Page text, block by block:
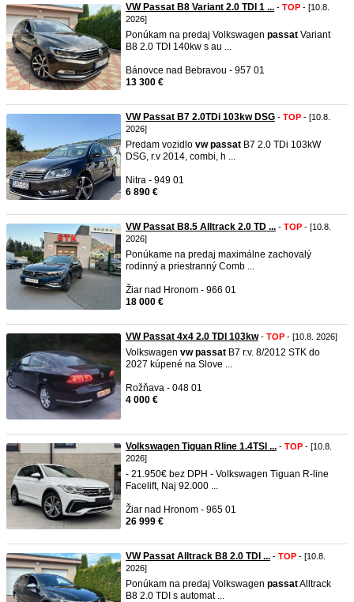
VW Passat B8 Variant 2.0 TDI 1 ... - TOP - [10.8.
2026]
Ponúkam na predaj Volkswagen passat Variant
B8 2.0 TDI 140kw s au ...
Bánovce nad Bebravou - 957 01
13 300 €
VW Passat B7 2.0TDi 103kw DSG - TOP - [10.8.
2026]
Predam vozidlo vw passat B7 2.0 TDi 103kW
DSG, r.v 2014, combi, h ...
Nitra - 949 01
6 890 €
VW Passat B8.5 Alltrack 2.0 TD ... - TOP - [10.8.
2026]
Ponúkame na predaj maximálne zachovalý
rodinný a priestranný Comb ...
Žiar nad Hronom - 966 01
18 000 €
VW Passat 4x4 2.0 TDI 103kw- TOP - [10.8. 2026]
Volkswagen vw passat B7 r.v. 8/2012 STK do
2027 kúpené na Slove ...
Rožňava - 048 01
4 000 €
Volkswagen Tiguan Rline 1.4TSI ... - TOP - [10.8.
2026]
- 21.950€ bez DPH - Volkswagen Tiguan R-line
Facelift, Naj 92.000 ...
Žiar nad Hronom - 965 01
26 999 €
VW Passat Alltrack B8 2.0 TDI ... - TOP - [10.8.
2026]
Ponúkam na predaj Volkswagen passatAlltrack
B8 2.0 TDI s automat ...